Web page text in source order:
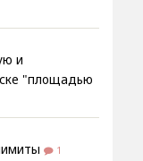
и
"площадью
1